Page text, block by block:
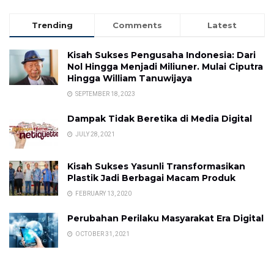
Trending Comments Latest
Kisah Sukses Pengusaha Indonesia: Dari
Nol Hingga Menjadi Miliuner. Mulai Ciputra
Hingga William Tanuwijaya
SEPTEMBER 18, 2023
Dampak Tidak Beretika di Media Digital
JULY 28, 2021
Kisah Sukses Yasunli Transformasikan
Plastik Jadi Berbagai Macam Produk
FEBRUARY 13, 2020
Perubahan Perilaku Masyarakat Era Digital
OCTOBER 31, 2021